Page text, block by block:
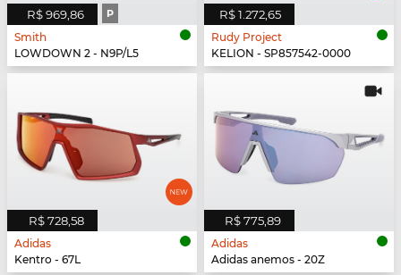
R$ 969,86 P
Smith
LOWDOWN 2 - N9P/L5
R$ 1.272,65
Rudy Project
KELION - SP857542-0000
R$ 728,58
Adidas
Kentro - 67L
R$ 775,89
Adidas
Adidas anemos - 20Z